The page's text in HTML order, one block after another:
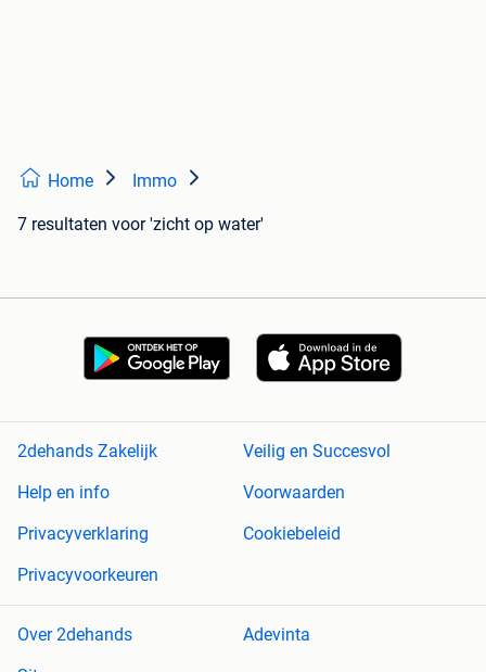
Home Immo
7 resultaten voor 'zicht op water'
2dehands Zakelijk
Veilig en Succesvol
Help en info
Voorwaarden
Privacyverklaring
Cookiebeleid
Privacyvoorkeuren
Over 2dehands
Adevinta